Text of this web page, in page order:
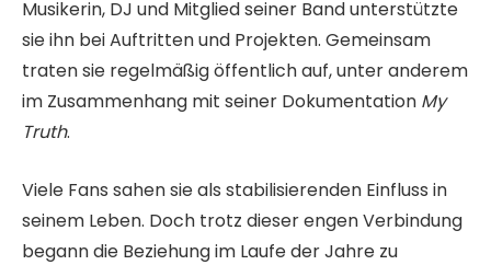
Musikerin, DJ und Mitglied seiner Band unterstützte
sie ihn bei Auftritten und Projekten. Gemeinsam
traten sie regelmäßig öffentlich auf, unter anderem
im Zusammenhang mit seiner Dokumentation My
Truth.
Viele Fans sahen sie als stabilisierenden Einfluss in
seinem Leben. Doch trotz dieser engen Verbindung
begann die Beziehung im Laufe der Jahre zu